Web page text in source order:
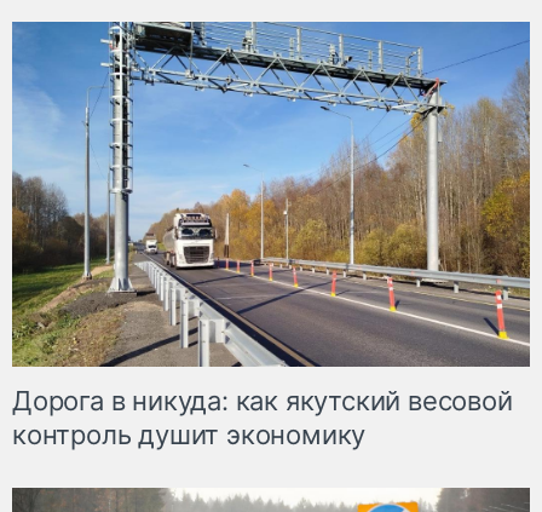
Дорога в никуда: как якутский весовой
контроль душит экономику